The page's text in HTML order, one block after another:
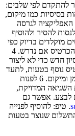
להתקדם לפי שלבים:
בסיסיות כמו מיקום,
בזה. 2 לעדכן את האפליקציה לגרסה
האחרונה ולבצע הפעלה מחדש למכשיר. 3 לנסות להסיר ולהוסיף
מוקלדים בדיוק כפי
שמופיעים בכרטיס, כולל שלוש ספרות בגב הכרטיס אם נדרש. 4
חדש כדי לא ליצור
או כרטיס נוסף בטעות, לתעד
צילום מסך של המסך שבו זה קרה, ולהכין זמן ומיקום. 6 לפנות
השגיאה המדויקת,
לבצע. אפשר גם
. טיפ: להוסיף לפנייה
שנוצר בטעות